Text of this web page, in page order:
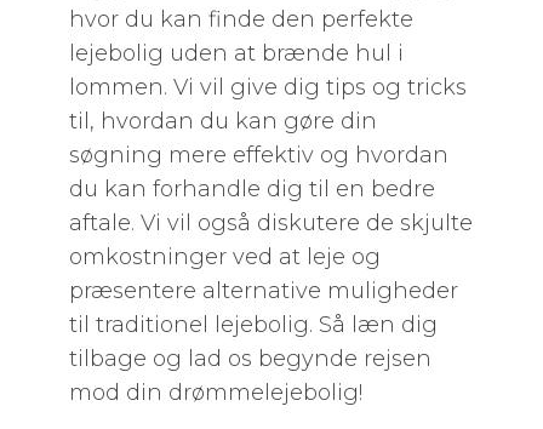
hvor du kan finde den perfekte
lejebolig uden at brænde hul i
lommen. Vi vil give dig tips og tricks
til, hvordan du kan gøre din
søgning mere effektiv og hvordan
du kan forhandle dig til en bedre
aftale. Vi vil også diskutere de skjulte
omkostninger ved at leje og
præsentere alternative muligheder
til traditionel lejebolig. Så læn dig
tilbage og lad os begynde rejsen
mod din drømmelejebolig!